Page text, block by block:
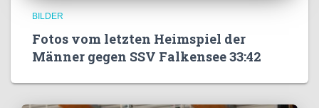
BILDER
Fotos vom letzten Heimspiel der
Männer gegen SSV Falkensee 33:42